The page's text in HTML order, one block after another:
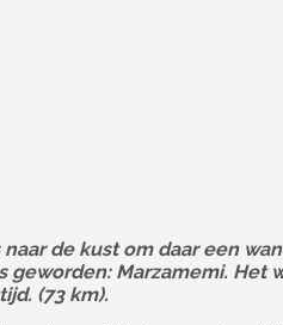
de kust om daar een
Marzamemi.
(73 km).